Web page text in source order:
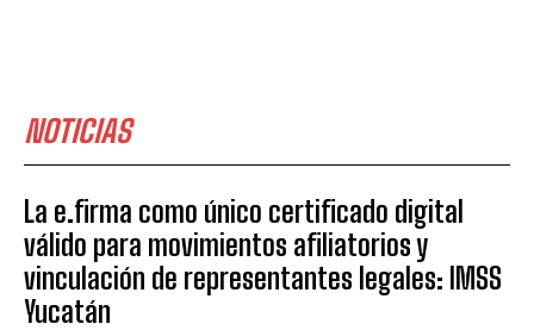
NOTICIAS
La e.firma como único certificado digital
válido para movimientos afiliatorios y
vinculación de representantes legales: IMSS
Yucatán